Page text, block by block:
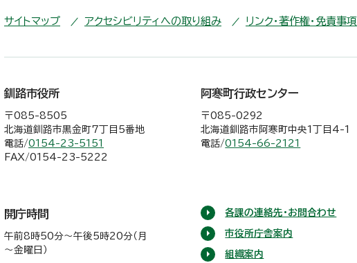
サイトマップ アクセシビリティへの取り組み リンク・著作権・免責事項
釧路市役所
〒085-8505
北海道釧路市黒金町7丁目5番地
電話/0154-23-5151
FAX/0154-23-5222
阿寒町行政センター
〒085-0292
北海道釧路市阿寒町中央1丁目4-1
電話/0154-66-2121
開庁時間
午前8時50分～午後5時20分（月
～金曜日）
各課の連絡先・お問合わせ
市役所庁舎案内
組織案内